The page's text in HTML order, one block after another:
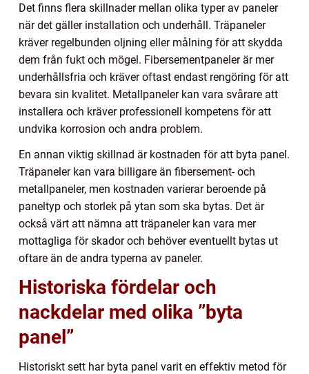
Det finns flera skillnader mellan olika typer av paneler
när det gäller installation och underhåll. Träpaneler
kräver regelbunden oljning eller målning för att skydda
dem från fukt och mögel. Fibersementpaneler är mer
underhållsfria och kräver oftast endast rengöring för att
bevara sin kvalitet. Metallpaneler kan vara svårare att
installera och kräver professionell kompetens för att
undvika korrosion och andra problem.
En annan viktig skillnad är kostnaden för att byta panel.
Träpaneler kan vara billigare än fibersement- och
metallpaneler, men kostnaden varierar beroende på
paneltyp och storlek på ytan som ska bytas. Det är
också värt att nämna att träpaneler kan vara mer
mottagliga för skador och behöver eventuellt bytas ut
oftare än de andra typerna av paneler.
Historiska fördelar och
nackdelar med olika ”byta
panel”
Historiskt sett har byta panel varit en effektiv metod för